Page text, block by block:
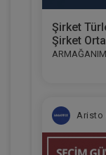
Şirket
Şirket
Aristo